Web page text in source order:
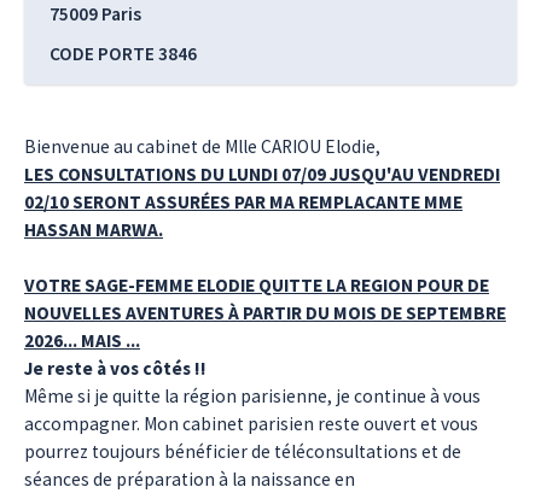
75009 Paris
CODE PORTE 3846
Bienvenue au cabinet de Mlle CARIOU Elodie,
LES CONSULTATIONS DU LUNDI 07/09 JUSQU'AU VENDREDI
02/10 SERONT ASSURÉES PAR MA REMPLACANTE MME
HASSAN MARWA.
VOTRE SAGE-FEMME ELODIE QUITTE LA REGION POUR DE
NOUVELLES AVENTURES À PARTIR DU MOIS DE SEPTEMBRE
2026... MAIS ...
Je reste à vos côtés !!
Même si je quitte la région parisienne, je continue à vous
accompagner. Mon cabinet parisien reste ouvert et vous
pourrez toujours bénéficier de téléconsultations et de
séances de préparation à la naissance en